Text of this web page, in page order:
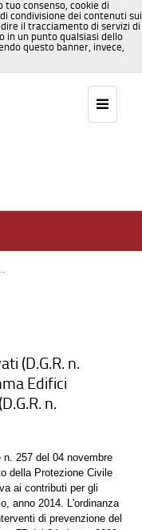
consenso, cookie di
condivisione dei contenuti sui
il tracciamento di servizi di
in un punto qualsiasi dello
questo banner, invece,
- rev04.pdf
(D.G.R. n.
Edifici
n.
257 del 04 novembre
della Protezione Civile
ai contributi per gli
anno 2014. L'ordinanza
di prevenzione del